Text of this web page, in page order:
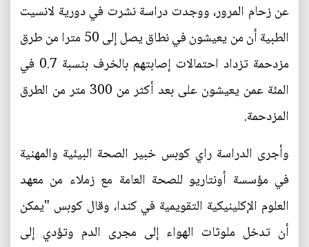
عن زحام المرور، ووجدت دراسة نشرت في دورية لانسيت
الطبية أن من يعيشون في نطاق يصل إلى 50 مترا من طرق
مزدحمة تزداد احتمالات إصابتهم بالخرف بنسبة 0.7 في
المئة عمن يعيشون على بعد أكثر من 300 متر من الطرق
المزدحمة.
وأجرى الدراسة راي كوبس خبير الصحة البيئية والمهنية
في مؤسسة أونتاريو للصحة العامة مع زملاء من معهد
العلوم الإكلينيكية التقويمية في كندا، وقال كوبس "يمكن
أن تدخل ملوثات الهواء إلى مجرى الدم وتؤدي إلى